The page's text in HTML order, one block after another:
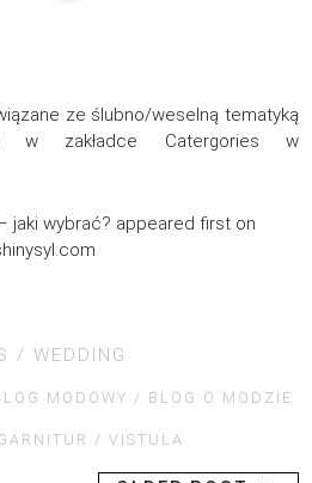
ze ślubno/weselną tematyką
w zakładce Catergories w
jaki wybrać? appeared first on
WEDDING
MODOWY BLOG O MODZIE
VISTULA